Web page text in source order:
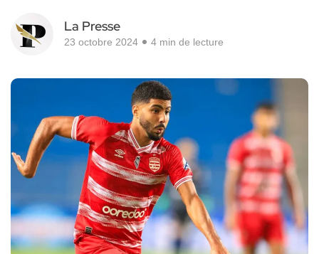
La Presse
23 octobre 2024 4 min de lecture